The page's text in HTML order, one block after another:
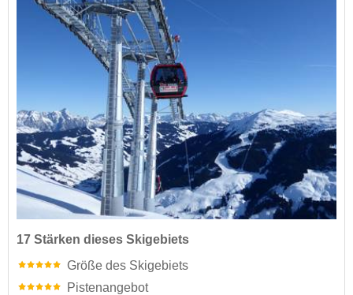
17 Stärken dieses Skigebiets
Größe des Skigebiets
Pistenangebot